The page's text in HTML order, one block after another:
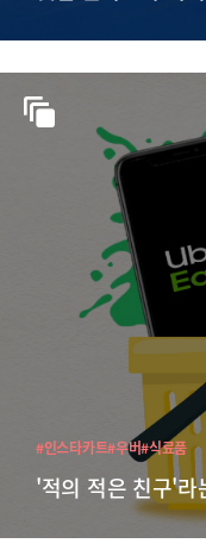
'적의 적은 친구'라
#인스타카트#우버#식료품